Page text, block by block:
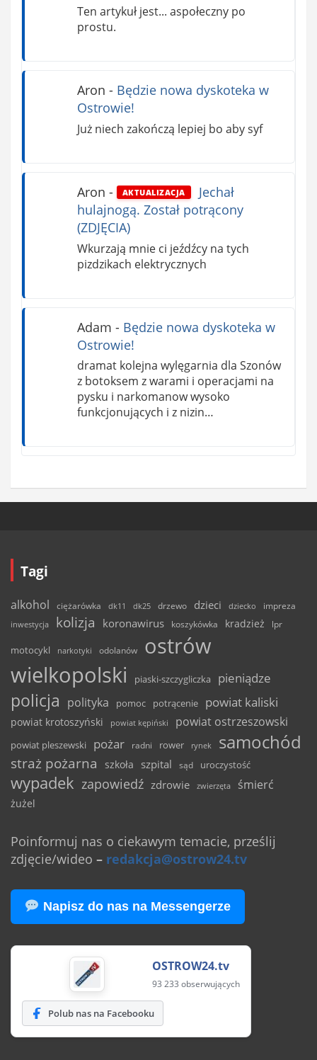
Ten artykuł jest... aspołeczny po
prostu.
Aron - Będzie nowa dyskoteka w
Ostrowie!
Już niech zakończą lepiej bo aby syf
Aron - AKTUALIZACJA
Jechał
hulajnogą. Został potrącony
(ZDJĘCIA)
Wkurzają mnie ci jeźdźcy na tych
pizdzikach elektrycznych
Adam - Będzie nowa dyskoteka w
Ostrowie!
dramat kolejna wylęgarnia dla Szonów
z botoksem z warami i operacjami na
pysku i narkomanow wysoko
funkcjonujących i z nizin…
Tagi
alkohol ciężarówka dk11 dk25 drzewo dzieci dziecko
impreza
inwestycja
kolizja koronawirus koszykówka kradzież lpr
motocykl narkotyki odolanów
ostrów
wielkopolski
piaski-szczygliczka pieniądze
policja polityka pomoc potrącenie powiat kaliski
powiat krotoszyński powiat kępiński powiat ostrzeszowski
powiat pleszewski pożar radni rower rynek samochód
straż pożarna szkoła szpital sąd uroczystość
wypadek zapowiedź zdrowie zwierzęta śmierć
żużel
Poinformuj nas o ciekawym temacie, prześlij
zdjęcie/wideo – redakcja@ostrow24.tv
Napisz do nas na Messengerze
OSTROW24.tv
93 233 obserwujących
Polub nas na Facebooku